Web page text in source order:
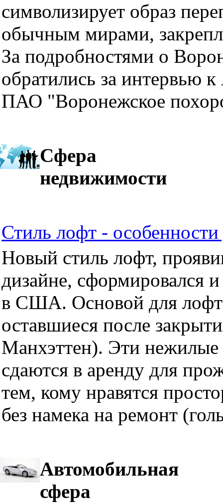
символизирует образ
обычным мирами,
За подробностями о
обратились за интервью
ПАО "Воронежское
Сфера
недвижимости
Стиль лофт -
Новый стиль лофт,
дизайне, сформировался
в США. Основой для
оставшиеся после
Манхэттен). Эти нежилые
сдаются в аренду для
тем, кому нравятся
без намека на ремонт
Автомобильная
сфера